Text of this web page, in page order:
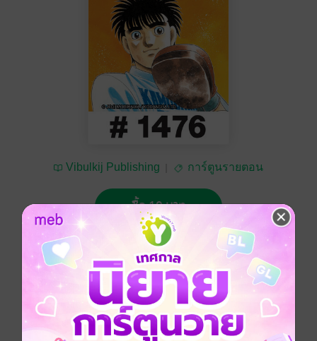
Vibulkij Publishing การ์ตูนรายตอน
ซื้อ 10 บาท
No Rating
อยากได้ ซื้อเป็นของขวัญ ติดตาม